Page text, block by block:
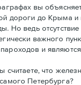
вы
дороги до Крыма и
Но ведь
важного
и
считаете, что
Петербурга?